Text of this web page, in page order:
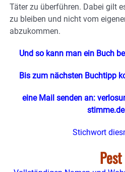
Täter zu überführen. Dabei gilt
zu bleiben und nicht vom
abzukommen.
Und so kann man ein Buch
Bis zum nächsten Buchtipp
eine Mail senden an:
stimme.de
Stichwort
Pest